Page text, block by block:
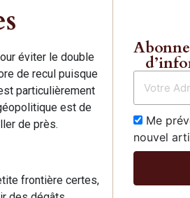
éviter le double
de recul puisque
particulièrement
est de
de près.
frontière certes,
Me
nouvel